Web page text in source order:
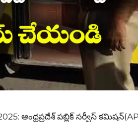
ఆంధ్రప్రదేశ్ పబ్లిక్ సర్వీస్